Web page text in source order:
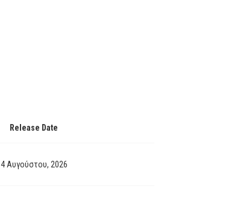
Release Date
4 Αυγούστου, 2026